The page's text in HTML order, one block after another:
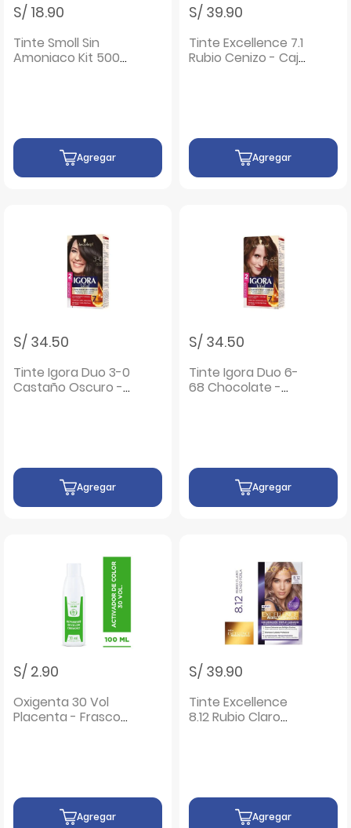
S/ 18.90
Tinte Smoll Sin
Amoniaco Kit 500
Agregar
S/ 39.90
Tinte Excellence 7.1
Rubio Cenizo - Caja
Agregar
S/ 34.50
Tinte Igora Duo 3-0
Castaño Oscuro -
Agregar
S/ 34.50
Tinte Igora Duo 6-
68 Chocolate -
Agregar
S/ 2.90
Oxigenta 30 Vol
Placenta - Frasco
Agregar
S/ 39.90
Tinte Excellence
8.12 Rubio Claro
Agregar